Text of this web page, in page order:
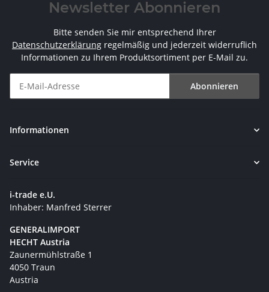
Newsletter Abonnieren
Bitte senden Sie mir entsprechend Ihrer
Datenschutzerklärung regelmäßig und jederzeit widerruflich
Informationen zu Ihrem Produktsortiment per E-Mail zu.
Abonnieren
Informationen
Service
i-trade e.U.
Inhaber: Manfred Sterrer
GENERALIMPORT
HECHT Austria
Zaunermühlstraße 1
4050 Traun
Austria